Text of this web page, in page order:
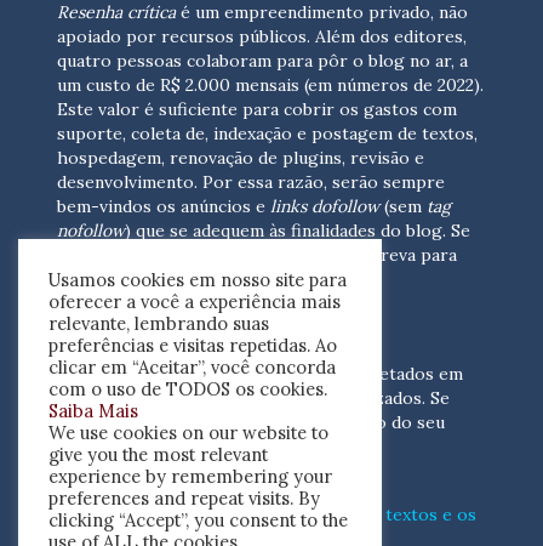
Resenha críticaé um empreendimento privado, não
apoiado por recursos públicos. Além dos editores,
quatro pessoas colaboram para pôr o blog no ar, a
um custo de R$ 2.000 mensais (em números de 2022).
Este valor é suficiente para cobrir os gastos com
suporte, coleta de, indexação e postagem de textos,
hospedagem, renovação de plugins, revisão e
desenvolvimento. Por essa razão, serão sempre
bem-vindos os anúncios e links dofollow(sem tag
nofollow) que se adequem às finalidades do blog. Se
escreva para
nós(contato@resenhacritica.com.br)
FONTES E ACERVO
As resenhas, dossiês e sumários são coletados em
periódicos acadêmicos e sites especializados. Se
você tem interesse em divulgar o acervo do seu
periódico, escreva para nós
(contato@resenhacritica.com.br)
Conheça omodocomo processamos os textos e os
índicesdisponibilizados neste blog.
Usamos cookies em nosso site para
oferecer a você a experiência mais
relevante, lembrando suas
preferências e visitas repetidas. Ao
clicar em “Aceitar”, você concorda
com o uso de TODOS os cookies.
Saiba Mais
We use cookies on our website to
give you the most relevant
experience by remembering your
preferences and repeat visits. By
clicking “Accept”, you consent to the